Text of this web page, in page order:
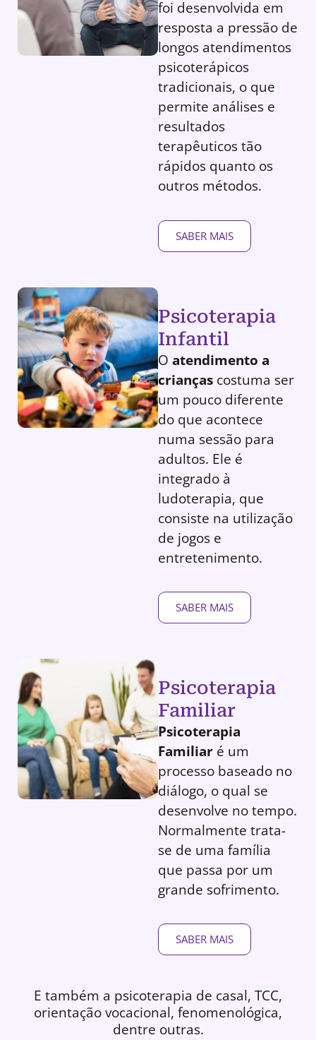
foi desenvolvida em
resposta a pressão de
longos atendimentos
psicoterápicos
tradicionais, o que
permite análises e
resultados
terapêuticos tão
rápidos quanto os
outros métodos.
SABER MAIS
Psicoterapia
Infantil
O atendimento a
crianças costuma ser
um pouco diferente
do que acontece
numa sessão para
adultos. Ele é
integrado à
ludoterapia, que
consiste na utilização
de jogos e
entretenimento.
SABER MAIS
Psicoterapia
Familiar
Psicoterapia
Familiar é um
processo baseado no
diálogo, o qual se
desenvolve no tempo.
Normalmente trata-
se de uma família
que passa por um
grande sofrimento.
SABER MAIS
E também a psicoterapia de casal, TCC,
orientação vocacional, fenomenológica,
dentre outras.